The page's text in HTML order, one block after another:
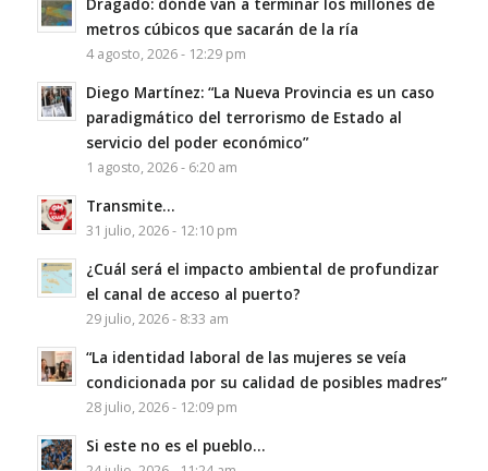
metros cúbicos que sacarán de la ría
4 agosto, 2026 - 12:29 pm
Diego Martínez: “La Nueva Provincia es un caso
paradigmático del terrorismo de Estado al
servicio del poder económico”
1 agosto, 2026 - 6:20 am
Transmite…
31 julio, 2026 - 12:10 pm
¿Cuál será el impacto ambiental de profundizar
el canal de acceso al puerto?
29 julio, 2026 - 8:33 am
“La identidad laboral de las mujeres se veía
condicionada por su calidad de posibles madres”
28 julio, 2026 - 12:09 pm
Si este no es el pueblo…